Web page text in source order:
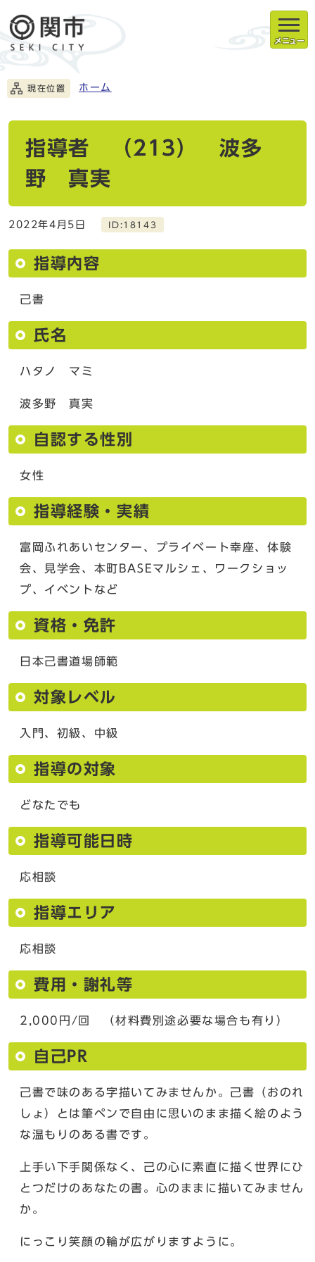
メニュー
現在位置 ホーム
指導者 （213） 波多
野 真実
2022年4月5日 ID:18143
指導内容
己書
氏名
ハタノ マミ
波多野 真実
自認する性別
女性
指導経験・実績
富岡ふれあいセンター、プライベート幸座、体験
会、見学会、本町BASEマルシェ、ワークショッ
プ、イベントなど
資格・免許
日本己書道場師範
対象レベル
入門、初級、中級
指導の対象
どなたでも
指導可能日時
応相談
指導エリア
応相談
費用・謝礼等
2,000円/回 （材料費別途必要な場合も有り）
自己PR
己書で味のある字描いてみませんか。己書（おのれ
しょ）とは筆ペンで自由に思いのまま描く絵のよう
な温もりのある書です。
上手い下手関係なく、己の心に素直に描く世界にひ
とつだけのあなたの書。心のままに描いてみません
か。
にっこり笑顔の輪が広がりますように。